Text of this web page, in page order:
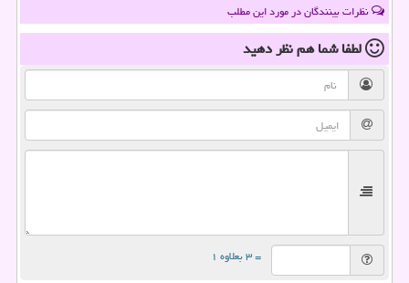
نظرات بینندگان در مورد این مطلب
لطفا شما همنظر دهید
= ۳ بعلاوه ۱